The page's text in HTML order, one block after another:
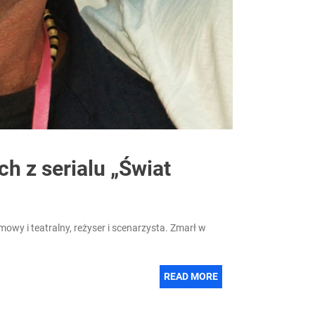
z serialu „Świat
i teatralny, reżyser i scenarzysta. Zmarł w
READ MORE